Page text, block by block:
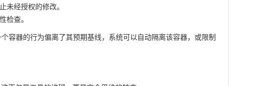
未经授权的修改。
检查。
容器的行为偏离了其预期基线，系统可以自动隔离该容器，或限制